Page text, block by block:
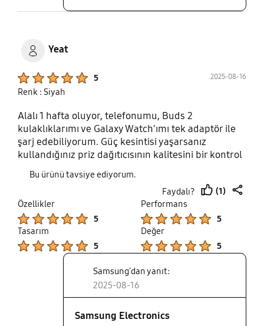
Yeat
5 2025-08-16
Renk : Siyah
Alalı 1 hafta oluyor, telefonumu, Buds 2
kulaklıklarımı ve Galaxy Watch'ımı tek adaptör ile
şarj edebiliyorum. Güç kesintisi yaşarsanız
kullandığınız priz dağıtıcısının kalitesini bir kontrol
cihazlar arasında dağıtıyor, ayriyeten şunu fa
söylemek isterim S serisi üst segment süper hızlı
şarj 2.0 destekli cihazınızı 45w şarj etmek isterseniz
5A type-c kablo almanız gerekli, aksi takdirde
telefonunuzun içinden çıkan kablo o kadar gücü
iletemez.
Bu ürünü tavsiye ediyorum.
Faydalı?
up
(1)
Özellikler
5
Performans
5
Tasarım
5
Değer
5
Samsung'dan yanıt:
2025-08-16
Samsung Electronics